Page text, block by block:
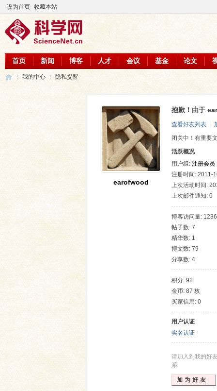
设为首页 收藏本站
首页 新闻 博客 人才 会议 基金 论文
我的中心 隐私提醒
earofwood
抱歉！由于
查看好友列表
闭关中！有重要
活跃概况
用户组: 注册会员
注册时间: 2011-
上次活动时间:
上次邮件通知: 0
博客访问量:
帖子数: 7
精华数: 1
博文数: 79
分享数: 4
积分: 92
金币: 87 枚
买家信用: 0
用户认证
实名认证
请加入到我的好
系
加为好友